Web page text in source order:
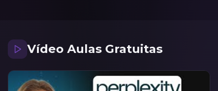
Vídeo Aulas Gratuitas